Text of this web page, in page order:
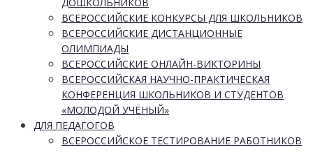
ВСЕРОССИЙСКИЕ КОНКУРСЫ ДЛЯ ШКОЛЬНИКОВ
ВСЕРОССИЙСКИЕ ДИСТАНЦИОННЫЕ
ОЛИМПИАДЫ
ВСЕРОССИЙСКИЕ ОНЛАЙН-ВИКТОРИНЫ
ВСЕРОССИЙСКАЯ НАУЧНО-ПРАКТИЧЕСКАЯ
КОНФЕРЕНЦИЯ ШКОЛЬНИКОВ И СТУДЕНТОВ
«МОЛОДОЙ УЧЁНЫЙ»
ДЛЯ ПЕДАГОГОВ
ВСЕРОССИЙСКОЕ ТЕСТИРОВАНИЕ РАБОТНИКОВ